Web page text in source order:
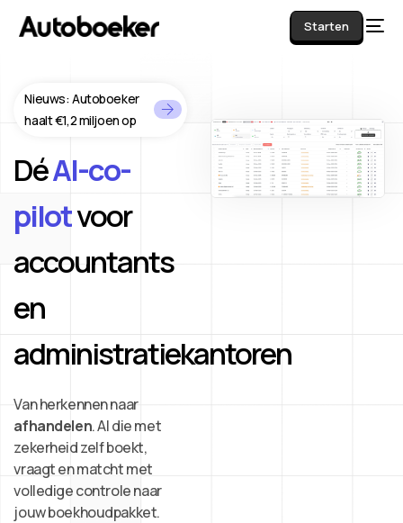
Starten
Nieuws: Autoboeker
haalt €1,2 miljoen op
DéAI-co-
pilotvoor
accountants
en
administratiekantoren
Van herkennen naar
afhandelen. AI die met
zekerheid zelf boekt,
vraagt en matcht met
volledige controle naar
jouw boekhoudpakket.
AI